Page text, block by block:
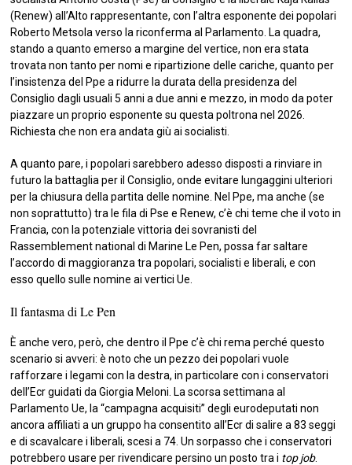
(Renew) all’Alto rappresentante, con l’altra esponente dei popolari
Roberto Metsola verso la riconferma al Parlamento. La quadra,
stando a quanto emerso a margine del vertice, non era stata
trovata non tanto per nomi e ripartizione delle cariche, quanto per
l’insistenza del Ppe a ridurre la durata della presidenza del
Consiglio dagli usuali 5 anni a due anni e mezzo, in modo da poter
piazzare un proprio esponente su questa poltrona nel 2026.
Richiesta che non era andata giù ai socialisti.
A quanto pare, i popolari sarebbero adesso disposti a rinviare in
futuro la battaglia per il Consiglio, onde evitare lungaggini ulteriori
per la chiusura della partita delle nomine. Nel Ppe, ma anche (se
non soprattutto) tra le fila di Pse e Renew, c’è chi teme che il voto in
Francia, con la potenziale vittoria dei sovranisti del
Rassemblement national di Marine Le Pen, possa far saltare
l’accordo di maggioranza tra popolari, socialisti e liberali, e con
esso quello sulle nomine ai vertici Ue.
Il fantasma di Le Pen
È anche vero, però, che dentro il Ppe c’è chi rema perché questo
scenario si avveri: è noto che un pezzo dei popolari vuole
rafforzare i legami con la destra, in particolare con i conservatori
dell’Ecr guidati da Giorgia Meloni. La scorsa settimana al
Parlamento Ue, la “campagna acquisiti” degli eurodeputati non
ancora affiliati a un gruppo ha consentito all’Ecr di salire a 83 seggi
e di scavalcare i liberali, scesi a 74. Un sorpasso che i conservatori
potrebbero usare per rivendicare persino un posto tra i top job.